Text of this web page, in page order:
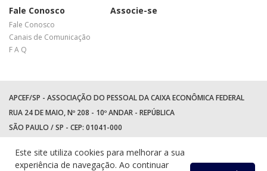
Fale Conosco
Fale Conosco
Canais de Comunicação
F A Q
Associe-se
APCEF/SP - ASSOCIAÇÃO DO PESSOAL DA CAIXA ECONÔMICA FEDERAL
RUA 24 DE MAIO, Nº 208 - 10º ANDAR - REPÚBLICA
SÃO PAULO / SP - CEP: 01041-000
WhatsApp: (11) 94597-5758
Este site utiliza cookies para melhorar a sua
experiência de navegação. Ao continuar